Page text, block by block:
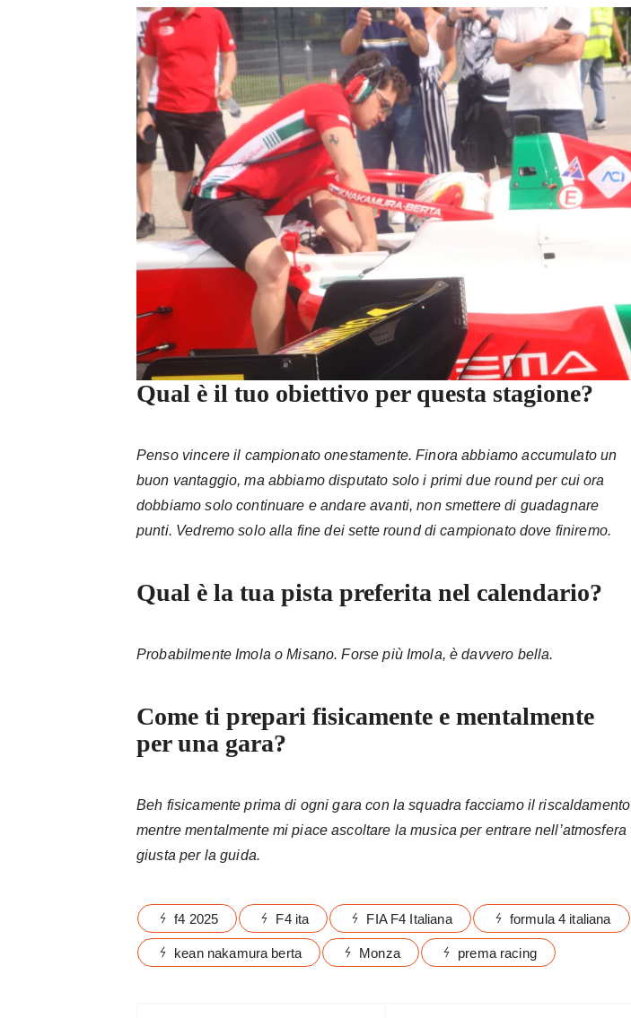
Qual è il tuo obiettivo per questa stagione?
Penso vincere il campionato onestamente. Finora abbiamo accumulato un
buon vantaggio, ma abbiamo disputato solo i primi due round per cui ora
dobbiamo solo continuare e andare avanti, non smettere di guadagnare
punti. Vedremo solo alla fine dei sette round di campionato dove finiremo.
Qual è la tua pista preferita nel calendario?
Probabilmente Imola o Misano. Forse più Imola, è davvero bella.
Come ti prepari fisicamente e mentalmente
per una gara?
Beh fisicamente prima di ogni gara con la squadra facciamo il riscaldamento
mentre mentalmente mi piace ascoltare la musica per entrare nell’atmosfera
giusta per la guida.
f4 2025 F4 ita FIA F4 Italiana formula 4 italiana
kean nakamura berta Monza prema racing